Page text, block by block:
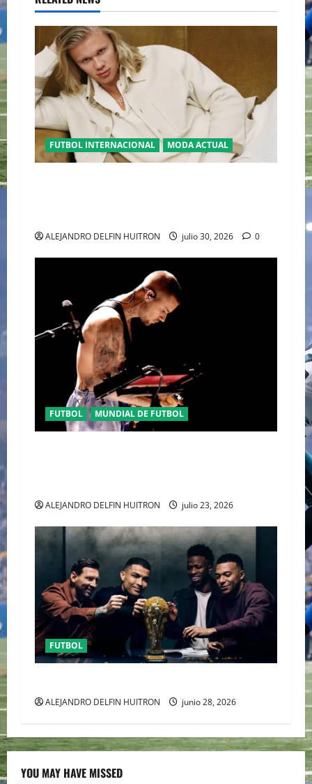
FUTBOL INTERNACIONAL MODA ACTUAL
ALEJANDRO DELFIN HUITRON julio 30, 2026 0
FUTBOL MUNDIAL DE FUTBOL
ALEJANDRO DELFIN HUITRON julio 23, 2026
FUTBOL
ALEJANDRO DELFIN HUITRON junio 28, 2026
YOU MAY HAVE MISSED